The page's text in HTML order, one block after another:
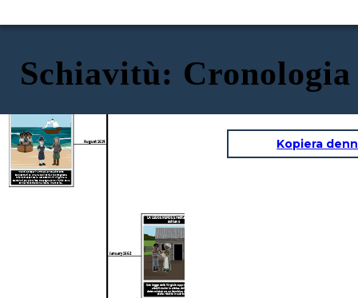
Schiavitù: Cronologia
LA LEGGE RENDE Ereditato l'essere
schiavo
"Venti e dispari" africani, probabilmente
sequestrati da una nave di schiavi portoghese,
furono trasportati a Jamestown, in Virginia, e
scambiati per provviste che segnarono l'inizio della
schiavitù istituzionalizzata in America.
Una legge della Virginia approvata nel 1662
stabiliva che lo status della madre
determinava se un bambino nero sarebbe
stato ridotto in schiavitù.
August 1619
January 1662
Kopiera